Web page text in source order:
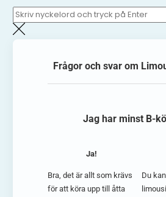
Sök
efter:
Frågor och svar om
Jag har minst B-
Ja!
Bra, det är allt som krävs
för att köra upp till åtta
Du